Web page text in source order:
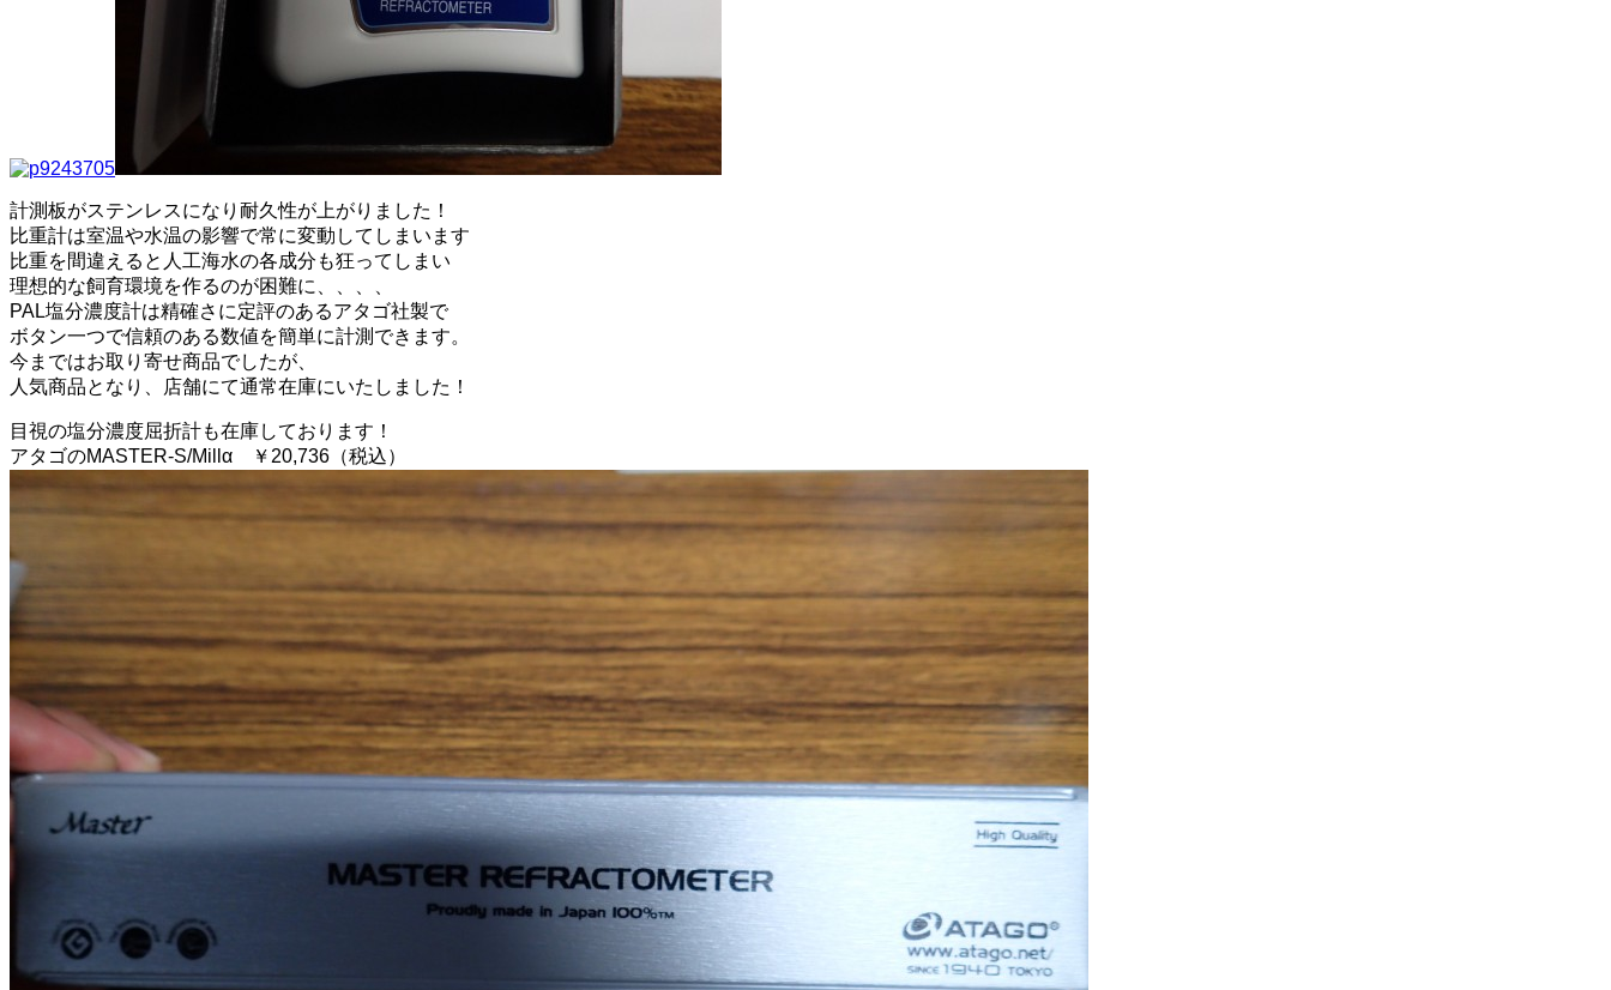
計測板がステンレスになり耐久性が上がりました！
比重計は室温や水温の影響で常に変動してしまいます
比重を間違えると人工海水の各成分も狂ってしまい
理想的な飼育環境を作るのが困難に、、、、
PAL塩分濃度計は精確さに定評のあるアタゴ社製で
ボタン一つで信頼のある数値を簡単に計測できます。
今まではお取り寄せ商品でしたが、
人気商品となり、店舗にて通常在庫にいたしました！
目視の塩分濃度屈折計も在庫しております！
アタゴのMASTER-S/Millα ￥20,736（税込）